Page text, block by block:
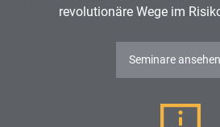
revolutionäre Wege im
Seminare ansehen